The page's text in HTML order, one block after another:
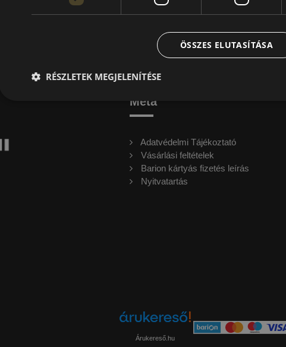
Meta
Adatvédelmi Tájékoztató
Vásárlási feltételek
Barion kártyás fizetés leírás
Nyitvatartás
Árukereső.hu
ÖSSZES ELUTASÍTÁSA
RÉSZLETEK MEGJELENÍTÉSE